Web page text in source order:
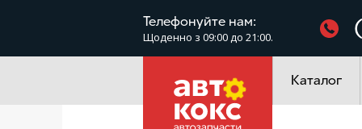
Телефонуйте нам:
Щоденно з 09:00 до 21:00.
Каталог